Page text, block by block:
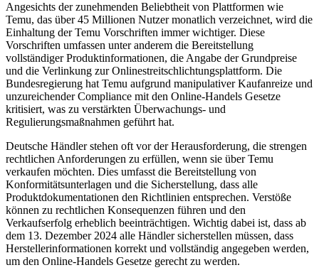
Angesichts der zunehmenden Beliebtheit von Plattformen wie
Temu, das über 45 Millionen Nutzer monatlich verzeichnet, wird die
Einhaltung der Temu Vorschriften immer wichtiger. Diese
Vorschriften umfassen unter anderem die Bereitstellung
vollständiger Produktinformationen, die Angabe der Grundpreise
und die Verlinkung zur Onlinestreitschlichtungsplattform. Die
Bundesregierung hat Temu aufgrund manipulativer Kaufanreize und
unzureichender Compliance mit den Online-Handels Gesetze
kritisiert, was zu verstärkten Überwachungs- und
Regulierungsmaßnahmen geführt hat.
Deutsche Händler stehen oft vor der Herausforderung, die strengen
rechtlichen Anforderungen zu erfüllen, wenn sie über Temu
verkaufen möchten. Dies umfasst die Bereitstellung von
Konformitätsunterlagen und die Sicherstellung, dass alle
Produktdokumentationen den Richtlinien entsprechen. Verstöße
können zu rechtlichen Konsequenzen führen und den
Verkaufserfolg erheblich beeinträchtigen. Wichtig dabei ist, dass ab
dem 13. Dezember 2024 alle Händler sicherstellen müssen, dass
Herstellerinformationen korrekt und vollständig angegeben werden,
um den Online-Handels Gesetze gerecht zu werden.